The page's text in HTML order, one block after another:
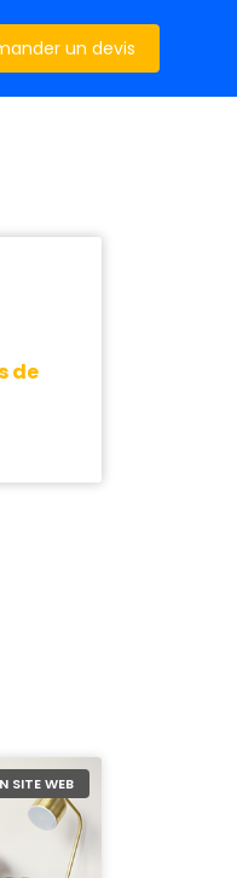
un devis
de
SITE WEB